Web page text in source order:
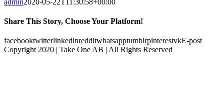
Share This Story, Choose Your Platform!
facebooktwitterlinkedinredditwhatsapptumblrpinterestvkE-post
Copyright 2020 | Take One AB | All Rights Reserved